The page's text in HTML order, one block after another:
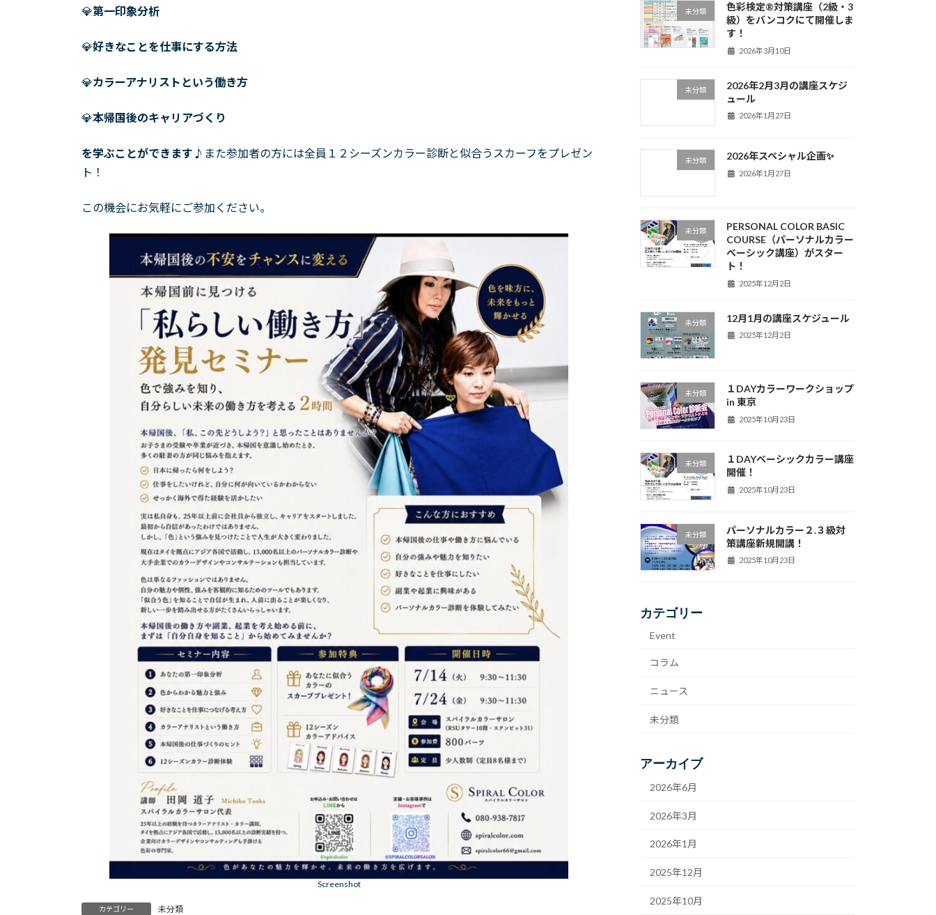
💎第一印象分析
💎好きなことを仕事にする方法
💎カラーアナリストという働き方
💎本帰国後のキャリアづくり
を学ぶことができます♪ また参加者の方には全員１２シーズンカラー診断と似合うスカーフをプレゼン
ト！
この機会にお気軽にご参加ください。
Screenshot
カテゴリー 未分類
未分類
色彩検定®対策講座（2級・3
級）をバンコクにて開催しま
す！
2026年3月10日
未分類
2026年2月3月の講座スケジ
ュール
2026年1月27日
未分類 2026年スペシャル企画✨
2026年1月27日
未分類
PERSONAL COLOR BASIC
COURSE（パーソナルカラー
ベーシック講座）がスター
ト！
2025年12月2日
未分類 12月1月の講座スケジュール
2025年12月2日
未分類
１DAYカラーワークショップ
in 東京
2025年10月23日
未分類
１DAYベーシックカラー講座
開催！
2025年10月23日
未分類
パーソナルカラー２.３級対
策講座新規開講！
2025年10月23日
カテゴリー
Event
コラム
ニュース
未分類
アーカイブ
2026年6月
2026年3月
2026年1月
2025年12月
2025年10月